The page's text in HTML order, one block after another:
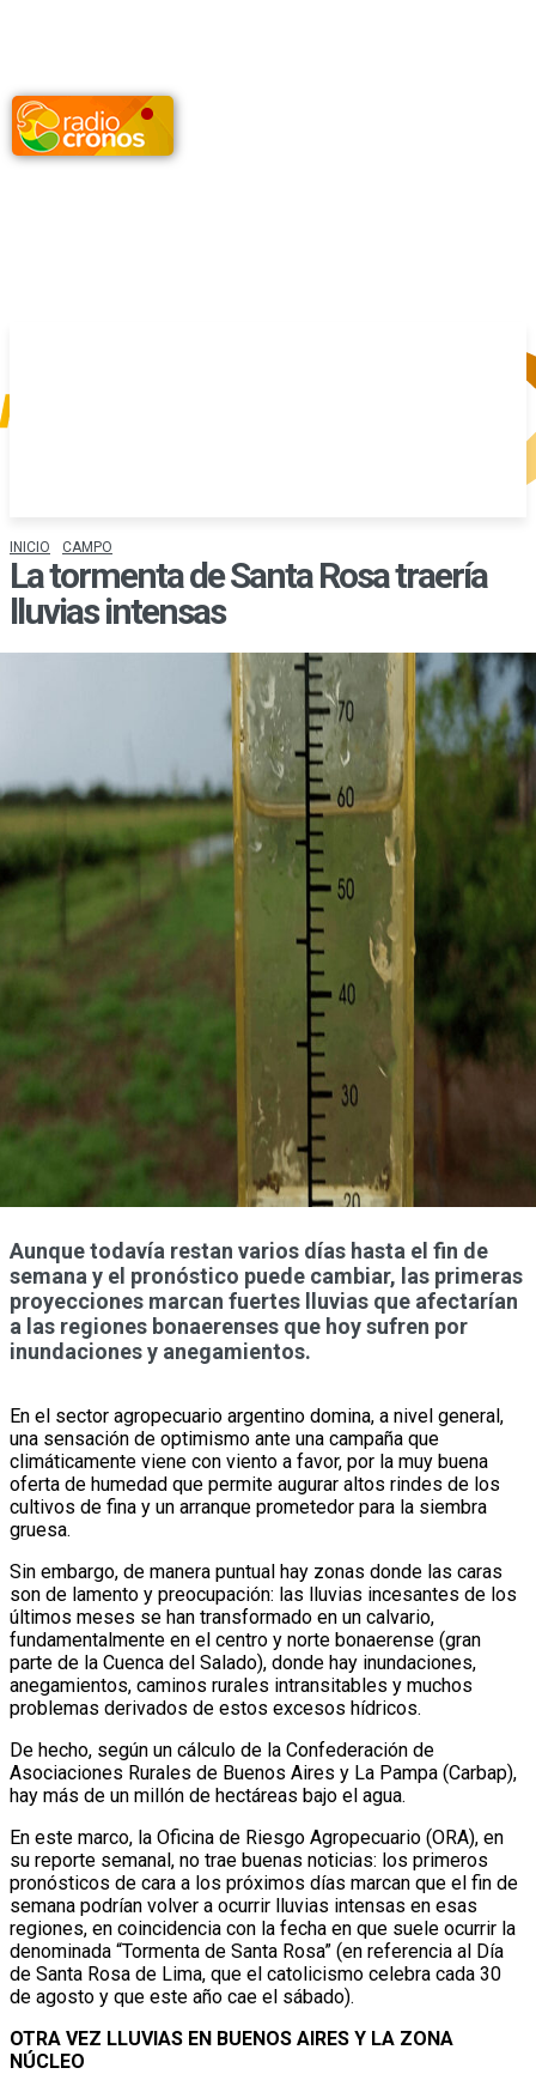
INICIO CAMPO
La tormenta de Santa Rosa traería
lluvias intensas
Aunque todavía restan varios días hasta el fin de
semana y el pronóstico puede cambiar, las primeras
proyecciones marcan fuertes lluvias que afectarían
a las regiones bonaerenses que hoy sufren por
inundaciones y anegamientos.
En el sector agropecuario argentino domina, a nivel general,
una sensación de optimismo ante una campaña que
climáticamente viene con viento a favor, por la muy buena
oferta de humedad que permite augurar altos rindes de los
cultivos de fina y un arranque prometedor para la siembra
gruesa.
Sin embargo, de manera puntual hay zonas donde las caras
son de lamento y preocupación: las lluvias incesantes de los
últimos meses se han transformado en un calvario,
fundamentalmente en el centro y norte bonaerense (gran
parte de la Cuenca del Salado), donde hay inundaciones,
anegamientos, caminos rurales intransitables y muchos
problemas derivados de estos excesos hídricos.
De hecho, según un cálculo de la Confederación de
Asociaciones Rurales de Buenos Aires y La Pampa (Carbap),
hay más de un millón de hectáreas bajo el agua.
En este marco, la Oficina de Riesgo Agropecuario (ORA), en
su reporte semanal, no trae buenas noticias: los primeros
pronósticos de cara a los próximos días marcan que el fin de
semana podrían volver a ocurrir lluvias intensas en esas
regiones, en coincidencia con la fecha en que suele ocurrir la
denominada “Tormenta de Santa Rosa” (en referencia al Día
de Santa Rosa de Lima, que el catolicismo celebra cada 30
de agosto y que este año cae el sábado).
OTRA VEZ LLUVIAS EN BUENOS AIRES Y LA ZONA
NÚCLEO